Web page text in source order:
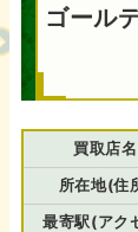
ゴール
買取店名
所在地(住
最寄駅(アク